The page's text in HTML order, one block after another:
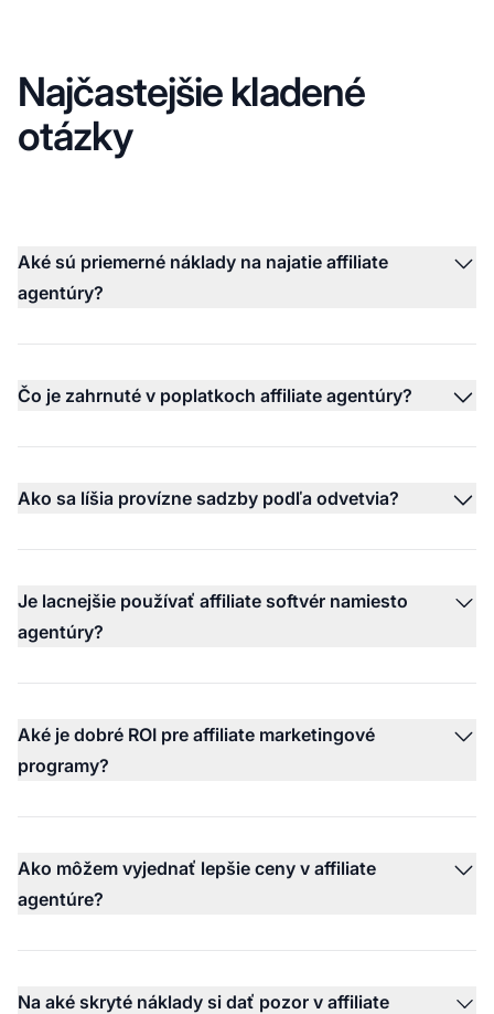
Najčastejšie kladené
otázky
Aké sú priemerné náklady na najatie affiliate
agentúry?
Čo je zahrnuté v poplatkoch affiliate agentúry?
Ako sa líšia provízne sadzby podľa odvetvia?
Je lacnejšie používať affiliate softvér namiesto
agentúry?
Aké je dobré ROI pre affiliate marketingové
programy?
Ako môžem vyjednať lepšie ceny v affiliate
agentúre?
Na aké skryté náklady si dať pozor v affiliate